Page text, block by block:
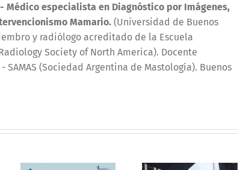
- Médico especialista en Diagnóstico por Imágenes,
Mamario. (Universidad de Buenos
y radiólogo acreditado de la Escuela
Society of North America). Docente
(Sociedad Argentina de Mastología). Buenos